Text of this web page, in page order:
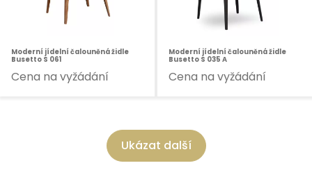
Moderní jídelní čalouněná židle
Busetto S 061
Cena na vyžádání
Moderní jídelní čalouněná židle
Busetto S 035 A
Cena na vyžádání
Ukázat další